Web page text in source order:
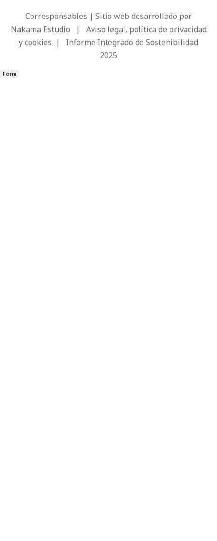
Corresponsables | Sitio web desarrollado por
Nakama Estudio | Aviso legal, política de privacidad
y cookies | Informe Integrado de Sostenibilidad
2025
Form